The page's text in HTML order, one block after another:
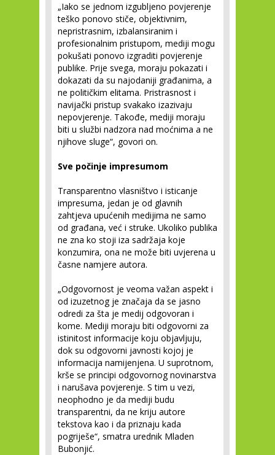
„Iako se jednom izgubljeno povjerenje
teško ponovo stiče, objektivnim,
nepristrasnim, izbalansiranim i
profesionalnim pristupom, mediji mogu
pokušati ponovo izgraditi povjerenje
publike. Prije svega, moraju pokazati i
dokazati da su najodaniji građanima, a
ne političkim elitama. Pristrasnost i
navijački pristup svakako izazivaju
nepovjerenje. Takođe, mediji moraju
biti u službi nadzora nad moćnima a ne
njihove sluge“, govori on.
Sve počinje impresumom
Transparentno vlasništvo i isticanje
impresuma, jedan je od glavnih
zahtjeva upućenih medijima ne samo
od građana, već i struke. Ukoliko publika
ne zna ko stoji iza sadržaja koje
konzumira, ona ne može biti uvjerena u
časne namjere autora.
„Odgovornost je veoma važan aspekt i
od izuzetnog je značaja da se jasno
odredi za šta je medij odgovoran i
kome. Mediji moraju biti odgovorni za
istinitost informacije koju objavljuju,
dok su odgovorni javnosti kojoj je
informacija namijenjena. U suprotnom,
krše se principi odgovornog novinarstva
i narušava povjerenje. S tim u vezi,
neophodno je da mediji budu
transparentni, da ne kriju autore
tekstova kao i da priznaju kada
pogriješe“, smatra urednik Mladen
Bubonjić.